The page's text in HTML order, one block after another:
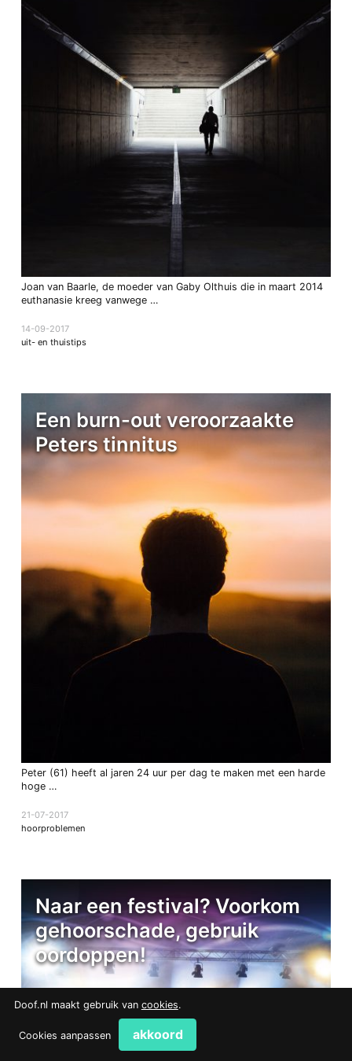
Joan van Baarle, de moeder van Gaby Olthuis die in maart 2014
euthanasie kreeg vanwege …
14-09-2017
uit- en thuistips
Een burn-out veroorzaakte
Peters tinnitus
Peter (61) heeft al jaren 24 uur per dag te maken met een harde
hoge …
21-07-2017
hoorproblemen
Naar een festival? Voorkom
gehoorschade, gebruik
oordoppen!
Doof.nl maakt gebruik van cookies.
Cookies aanpassen akkoord